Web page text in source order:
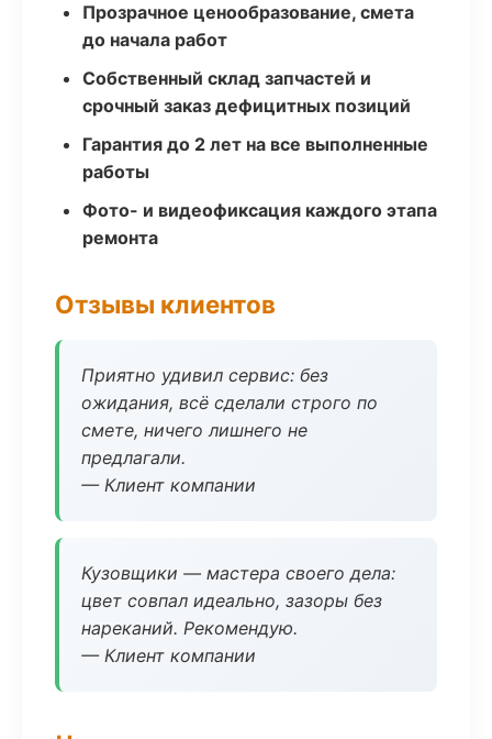
Прозрачное ценообразование, смета
до начала работ
Собственный склад запчастей и
срочный заказ дефицитных позиций
Гарантия до 2 лет на все выполненные
работы
Фото- и видеофиксация каждого этапа
ремонта
Отзывы клиентов
Приятно удивил сервис: без
ожидания, всё сделали строго по
смете, ничего лишнего не
предлагали.
— Клиент компании
Кузовщики — мастера своего дела:
цвет совпал идеально, зазоры без
нареканий. Рекомендую.
— Клиент компании